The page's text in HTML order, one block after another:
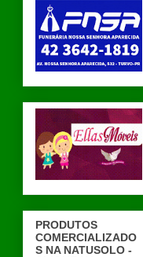
PRODUTOS
COMERCIALIZADO
S NA NATUSOLO -